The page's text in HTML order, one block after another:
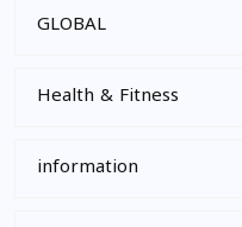
GLOBAL
Health & Fitness
information